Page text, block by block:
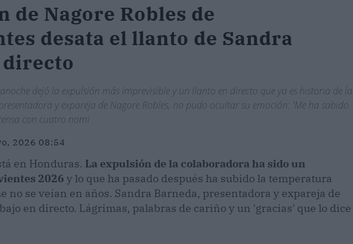
de Nagore Robles de
desata el llanto de Sandra
directo
dejó la expulsión más imprevisible y un llanto en directo que ya es historia de la
y expareja de Nagore Robles, no pudo ocultar su emoción: 'Me ha sabido
con cuatro nomi
2026 08:54
en Honduras. La expulsión de la colaboradora ha sido un
2026 y lo que ha pasado después ha subido la temperatura
no se veían en años. Sandra Barneda, presentadora y expareja de
en directo. Lágrimas, palabras de cariño y un 'gracias' que lo dice